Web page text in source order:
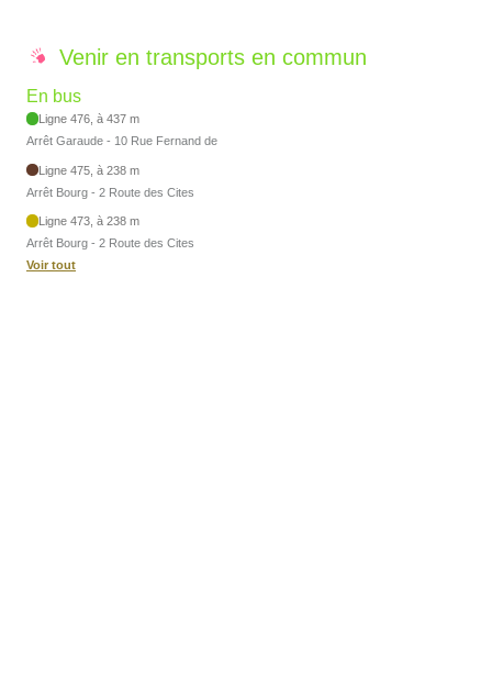
Venir en transports en commun
En bus
Ligne 476, à 437 m
Arrêt Garaude - 10 Rue Fernand de
Ligne 475, à 238 m
Arrêt Bourg - 2 Route des Cites
Ligne 473, à 238 m
Arrêt Bourg - 2 Route des Cites
Voir tout